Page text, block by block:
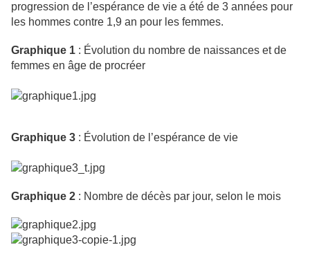
progression de l’espérance de vie a été de 3 années pour
les hommes contre 1,9 an pour les femmes.
Graphique 1 : Évolution du nombre de naissances et de
femmes en âge de procréer
Graphique 3 : Évolution de l’espérance de vie
Graphique 2 : Nombre de décès par jour, selon le mois